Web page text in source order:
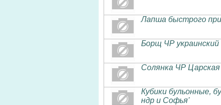
Лапша быстрого
Борщ ЧР украинский
Солянка ЧР Царская
Кубики бульонные,
ндр и Софья'